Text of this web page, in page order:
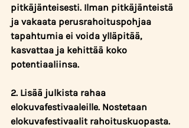
pitkäjänteisesti. Ilman pitkäjänteistä
ja vakaata perusrahoituspohjaa
tapahtumia ei voida ylläpitää,
kasvattaa ja kehittää koko
potentiaaliinsa.
2. Lisää julkista rahaa
elokuvafestivaaleille. Nostetaan
elokuvafestivaalit rahoituskuopasta.